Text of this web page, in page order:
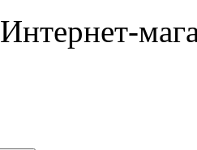
Интернет-